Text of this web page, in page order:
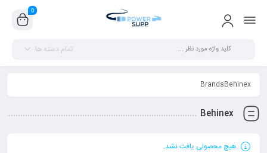
0
تمام دسته ها
BrandsBehinex
Behinex
هیچ محصولی یافت نشد.